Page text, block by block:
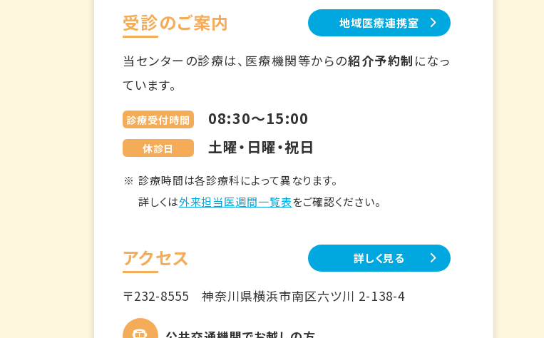
受診のご案内 地域医療連携室
当センターの診療は、医療機関等からの紹介予約制 になっ
ています。
診療受付時間 08:30～15:00
休診日 土曜・日曜・祝日
診療時間は各診療科によって異なります。
詳しくは外来担当医週間一覧表をご確認ください。
アクセス 詳しく見る
〒232-8555神奈川県横浜市南区六ツ川 2-138-4